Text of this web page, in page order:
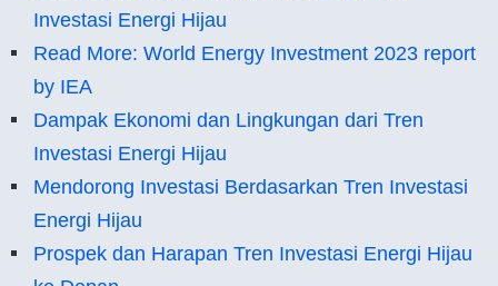
Investasi Energi Hijau
Read More: World Energy Investment 2023 report
by IEA
Dampak Ekonomi dan Lingkungan dari Tren
Investasi Energi Hijau
Mendorong Investasi Berdasarkan Tren Investasi
Energi Hijau
Prospek dan Harapan Tren Investasi Energi Hijau